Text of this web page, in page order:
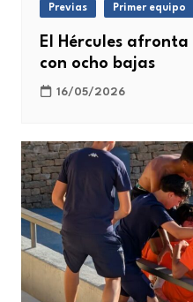
Previas Primer equipo
El Hércules
con ocho bajas
16/05/2026